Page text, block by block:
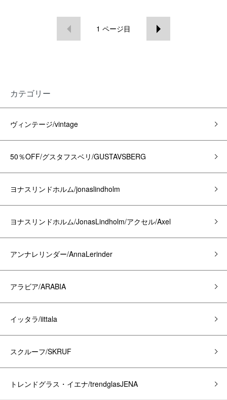
1 ページ目
カテゴリー
ヴィンテージ/vintage
50％OFF/グスタフスベリ/GUSTAVSBERG
ヨナスリンドホルム/jonaslindholm
ヨナスリンドホルム/JonasLindholm/アクセル/Axel
アンナレリンダー/AnnaLerinder
アラビア/ARABIA
イッタラ/iittala
スクルーフ/SKRUF
トレンドグラス・イエナ/trendglasJENA